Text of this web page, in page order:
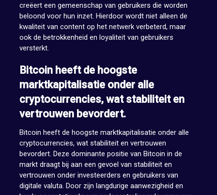
creëert een gemeenschap van gebruikers die worden
beloond voor hun inzet. Hierdoor wordt niet alleen de
kwaliteit van content op het netwerk verbeterd, maar
ook de betrokkenheid en loyaliteit van gebruikers
versterkt.
Bitcoin heeft de hoogste
marktkapitalisatie onder alle
cryptocurrencies, wat stabiliteit en
vertrouwen bevordert.
Bitcoin heeft de hoogste marktkapitalisatie onder alle
cryptocurrencies, wat stabiliteit en vertrouwen
bevordert. Deze dominante positie van Bitcoin in de
markt draagt bij aan een gevoel van stabiliteit en
vertrouwen onder investeerders en gebruikers van
digitale valuta. Door zijn langdurige aanwezigheid en